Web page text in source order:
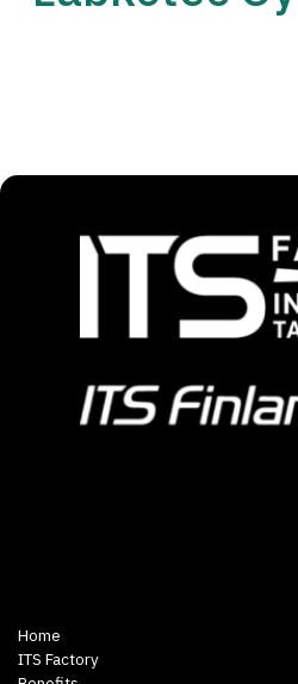
Home
ITS Factory